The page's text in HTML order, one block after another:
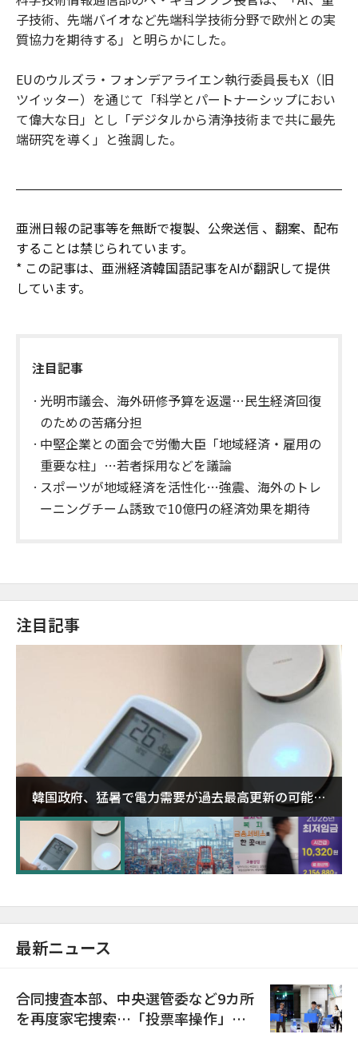
子技術、先端バイオなど先端科学技術分野で欧州との実
質協力を期待する」と明らかにした。
EUのウルズラ・フォンデアライエン執行委員長もX（旧
ツイッター）を通じて「科学とパートナーシップにおい
て偉大な日」とし「デジタルから清浄技術まで共に最先
端研究を導く」と強調した。
亜洲日報の記事等を無断で複製、公衆送信 、翻案、配布
することは禁じられています。
* この記事は、亜洲経済韓国語記事をAIが翻訳して提供
しています。
注目記事
光明市議会、海外研修予算を返還…民生経済回復
のための苦痛分担
中堅企業との面会で労働大臣「地域経済・雇用の
重要な柱」…若者採用などを議論
スポーツが地域経済を活性化…強震、海外のトレ
ーニングチーム誘致で10億円の経済効果を期待
注目記事
韓国政府、猛暑で電力需要が過去最高更新の可能性
に需給対応体制を点検
最新ニュース
合同捜査本部、中央選管委など9カ所
を再度家宅捜索…「投票率操作」の